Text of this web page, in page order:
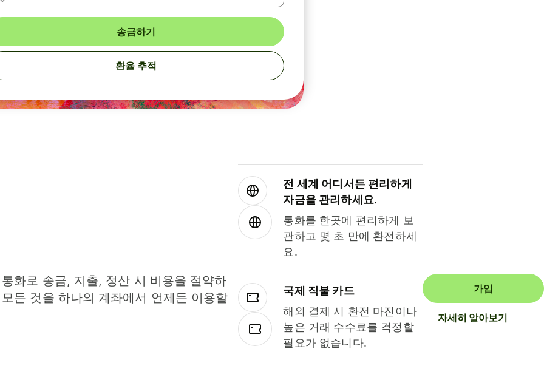
송금하기
환율 추적
화로 송금, 지출, 정산 시 비용을 절약하
든 것을 하나의 계좌에서 언제든 이용할
전 세계 어디서든 편리하게
자금을 관리하세요.
통화를 한곳에 편리하게 보
관하고 몇 초 만에 환전하세
요.
국제 직불 카드
해외 결제 시 환전 마진이나
높은 거래 수수료를 걱정할
필요가 없습니다.
가입
자세히 알아보기